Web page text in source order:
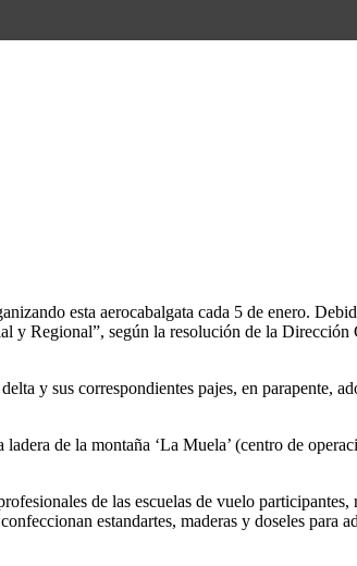
esta aerocabalgata cada 5 de enero.
y Regional”, según la resolución de la
y sus correspondientes pajes, en parapente,
de la montaña ‘La Muela’ (centro de
de las escuelas de vuelo
estandartes, maderas y doseles para